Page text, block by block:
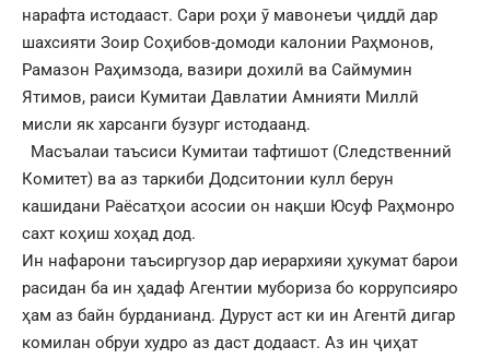
нарафта истодааст. Сари роҳи ӯ мавонеъи ҷиддӣ дар
шахсияти Зоир Соҳибов-домоди калонии Раҳмонов,
Рамазон Раҳимзода, вазири дохилӣ ва Саймумин
Ятимов, раиси Кумитаи Давлатии Амнияти Миллӣ
мисли як харсанги бузург истодаанд.
Масъалаи таъсиси Кумитаи тафтишот (Следственний
Комитет) ва аз таркиби Додситонии кулл берун
кашидани Раёсатҳои асосии он нақши Юсуф Раҳмонро
сахт коҳиш хоҳад дод.
Ин нафарони таъсиргузор дар иерархияи ҳукумат барои
расидан ба ин ҳадаф Агентии мубориза бо коррупсияро
ҳам аз байн бурданианд. Дуруст аст ки ин Агентӣ дигар
комилан обруи худро аз даст додааст. Аз ин ҷиҳат